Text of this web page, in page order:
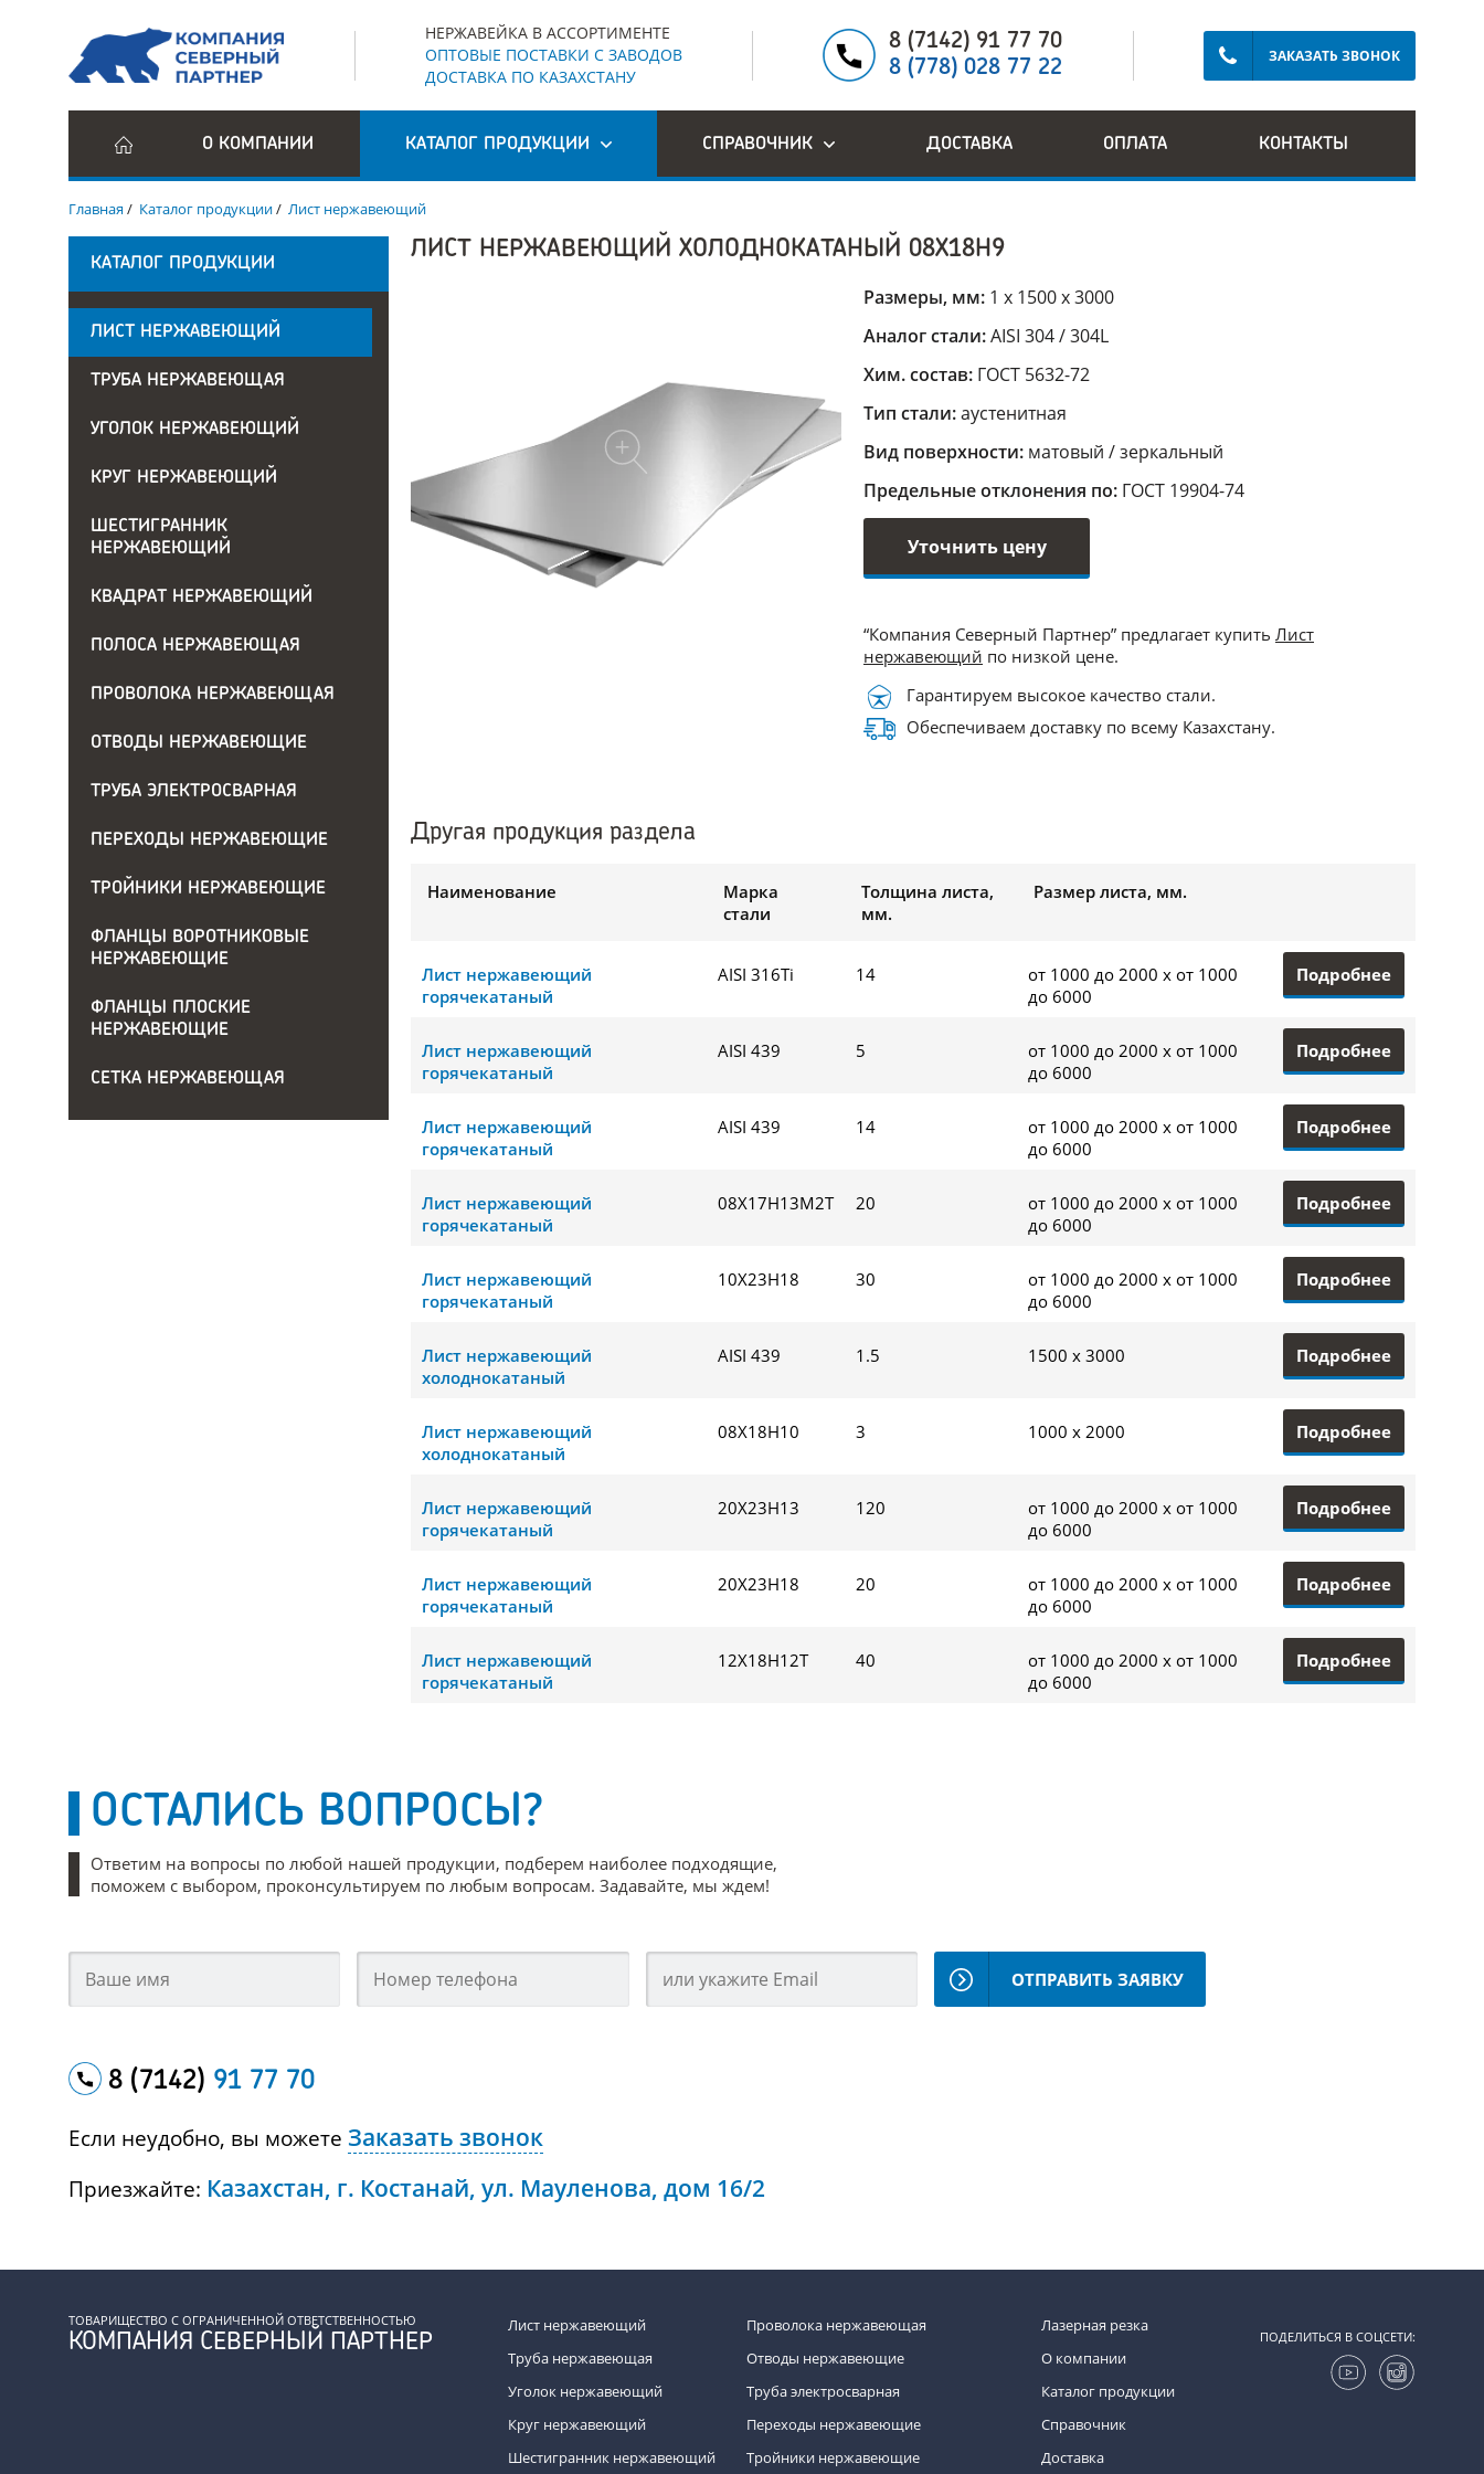
НЕРЖАВЕЙКА В АССОРТИМЕНТЕ
ОПТОВЫЕ ПОСТАВКИ С ЗАВОДОВ
ДОСТАВКА ПО КАЗАХСТАНУ
8 (7142) 91 77 70
8 (778) 028 77 22
ЗАКАЗАТЬ ЗВОНОК
О КОМПАНИИ КАТАЛОГ ПРОДУКЦИИ СПРАВОЧНИК ДОСТАВКА ОПЛАТА КОНТАКТЫ
Главная/ Каталог продукции/ Лист нержавеющий
КАТАЛОГ ПРОДУКЦИИ
ЛИСТ НЕРЖАВЕЮЩИЙ
ТРУБА НЕРЖАВЕЮЩАЯ
УГОЛОК НЕРЖАВЕЮЩИЙ
КРУГ НЕРЖАВЕЮЩИЙ
ШЕСТИГРАННИК
НЕРЖАВЕЮЩИЙ
КВАДРАТ НЕРЖАВЕЮЩИЙ
ПОЛОСА НЕРЖАВЕЮЩАЯ
ПРОВОЛОКА НЕРЖАВЕЮЩАЯ
ОТВОДЫ НЕРЖАВЕЮЩИЕ
ТРУБА ЭЛЕКТРОСВАРНАЯ
ПЕРЕХОДЫ НЕРЖАВЕЮЩИЕ
ТРОЙНИКИ НЕРЖАВЕЮЩИЕ
ФЛАНЦЫ ВОРОТНИКОВЫЕ
НЕРЖАВЕЮЩИЕ
ФЛАНЦЫ ПЛОСКИЕ
НЕРЖАВЕЮЩИЕ
СЕТКА НЕРЖАВЕЮЩАЯ
ЛИСТ НЕРЖАВЕЮЩИЙ ХОЛОДНОКАТАНЫЙ 08Х18Н9
Размеры, мм: 1 х 1500 х 3000
Аналог стали:AISI 304 / 304L
Хим. состав: ГОСТ 5632-72
Тип стали:аустенитная
Вид поверхности: матовый / зеркальный
Предельные отклонения по: ГОСТ 19904-74
Уточнить цену
“Компания Северный Партнер” предлагает купить Лист
нержавеющий по низкой цене.
Гарантируем высокое качество стали.
Обеспечиваем доставку по всему Казахстану.
Другая продукция раздела
Наименование
Марка
стали
Толщина листа,
мм.
Размер листа, мм.
Лист нержавеющий
горячекатаный
AISI 316Ti 14
от 1000 до 2000 x от 1000
до 6000
Подробнее
Лист нержавеющий
горячекатаный
AISI 439 5
от 1000 до 2000 x от 1000
до 6000
Подробнее
Лист нержавеющий
горячекатаный
AISI 439 14
от 1000 до 2000 x от 1000
до 6000
Подробнее
Лист нержавеющий
горячекатаный
08Х17Н13М2Т 20
от 1000 до 2000 x от 1000
до 6000
Подробнее
Лист нержавеющий
горячекатаный
10Х23Н18 30
от 1000 до 2000 x от 1000
до 6000
Подробнее
Лист нержавеющий
холоднокатаный
AISI 439 1.5 1500 x 3000 Подробнее
Лист нержавеющий
холоднокатаный
08Х18Н10 3 1000 x 2000 Подробнее
Лист нержавеющий
горячекатаный
20Х23Н13 120
от 1000 до 2000 x от 1000
до 6000
Подробнее
Лист нержавеющий
горячекатаный
20Х23Н18 20
от 1000 до 2000 x от 1000
до 6000
Подробнее
Лист нержавеющий
горячекатаный
12Х18Н12Т 40
от 1000 до 2000 x от 1000
до 6000
Подробнее
ОСТАЛИСЬ ВОПРОСЫ?
Ответим на вопросы по любой нашей продукции, подберем наиболее подходящие,
поможем с выбором, проконсультируем по любым вопросам. Задавайте, мы ждем!
ОТПРАВИТЬ ЗАЯВКУ
8 (7142) 91 77 70
Если неудобно, вы можете Заказать звонок
Приезжайте: Казахстан, г. Костанай, ул. Мауленова, дом 16/2
ТОВАРИЩЕСТВО С ОГРАНИЧЕННОЙ ОТВЕТСТВЕННОСТЬЮ
КОМПАНИЯ СЕВЕРНЫЙ ПАРТНЕР
Лист нержавеющий
Труба нержавеющая
Уголок нержавеющий
Круг нержавеющий
Шестигранник нержавеющий
Проволока нержавеющая
Отводы нержавеющие
Труба электросварная
Переходы нержавеющие
Тройники нержавеющие
Лазерная резка
О компании
Каталог продукции
Справочник
Доставка
ПОДЕЛИТЬСЯ В СОЦСЕТИ: